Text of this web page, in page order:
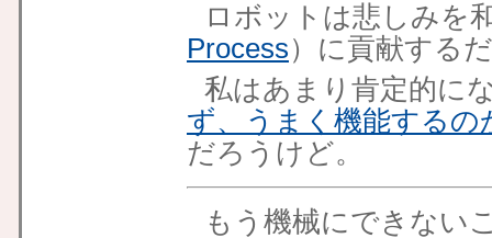
ロボットは悲しみを
Process） に貢献する
私はあまり肯定的に
ず、うまく機能するの
だろうけど。
もう機械にできない